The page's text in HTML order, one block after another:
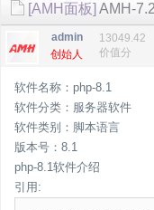
[AMH面板] AMH-
admin
创始人
13049.42
价值分
软件名称：php-8.1
软件分类：服务器软件
软件类别：脚本语言
版本号：8.1
php-8.1软件介绍
引用: